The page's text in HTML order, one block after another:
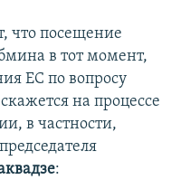
что посещение
в тот момент,
ЕС по вопросу
на процессе
в частности,
: